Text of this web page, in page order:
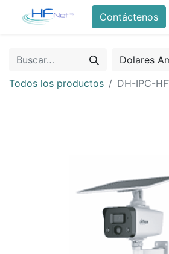
Contáctenos
Dolares
Todos los productos
DH-IPC-